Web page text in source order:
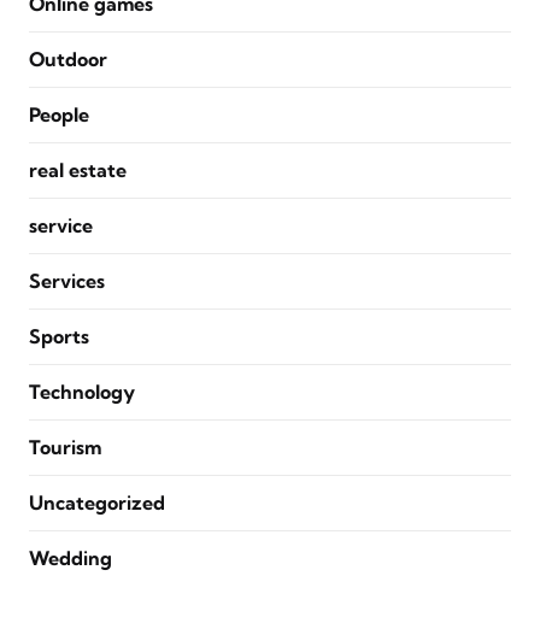
Outdoor
People
real estate
service
Services
Sports
Technology
Tourism
Uncategorized
Wedding